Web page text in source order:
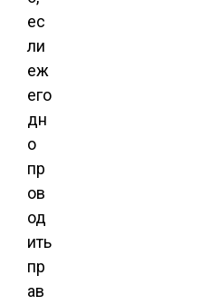
ес
ли
еж
его
дн
о
пр
ов
од
ить
пр
ав